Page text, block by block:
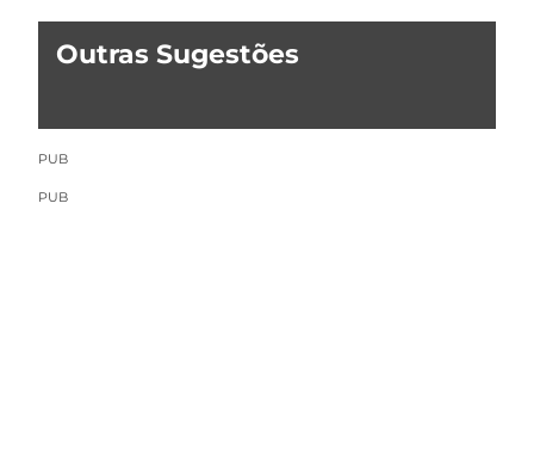
Outras Sugestões
PUB
PUB